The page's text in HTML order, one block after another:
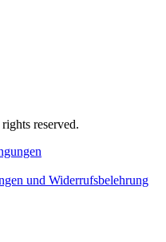
reserved.
und Widerrufsbelehrung